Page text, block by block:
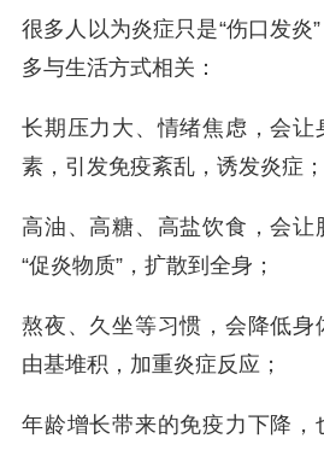
很多人以为炎症只是“伤口发炎
多与生活方式相关：
长期压力大、情绪焦虑，会让
素，引发免疫紊乱，诱发炎症；
高油、高糖、高盐饮食，会让
“促炎物质”，扩散到全身；
熬夜、久坐等习惯，会降低身
由基堆积，加重炎症反应；
年龄增长带来的免疫力下降，